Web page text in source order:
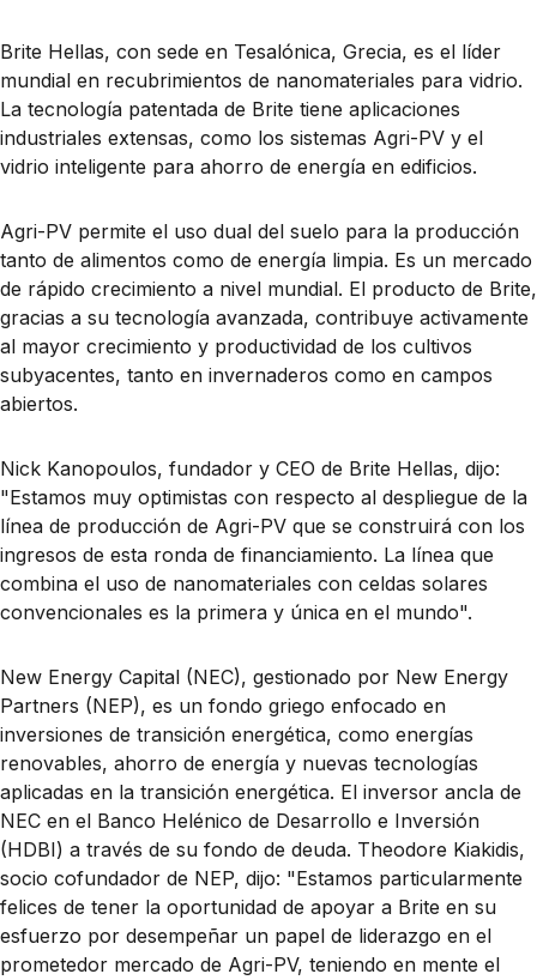
Brite Hellas, con sede en Tesalónica, Grecia, es el líder
mundial en recubrimientos de nanomateriales para vidrio.
La tecnología patentada de Brite tiene aplicaciones
industriales extensas, como los sistemas Agri-PV y el
vidrio inteligente para ahorro de energía en edificios.
Agri-PV permite el uso dual del suelo para la producción
tanto de alimentos como de energía limpia. Es un mercado
de rápido crecimiento a nivel mundial. El producto de Brite,
gracias a su tecnología avanzada, contribuye activamente
al mayor crecimiento y productividad de los cultivos
subyacentes, tanto en invernaderos como en campos
abiertos.
Nick Kanopoulos, fundador y CEO de Brite Hellas, dijo:
"Estamos muy optimistas con respecto al despliegue de la
línea de producción de Agri-PV que se construirá con los
ingresos de esta ronda de financiamiento. La línea que
combina el uso de nanomateriales con celdas solares
convencionales es la primera y única en el mundo".
New Energy Capital (NEC), gestionado por New Energy
Partners (NEP), es un fondo griego enfocado en
inversiones de transición energética, como energías
renovables, ahorro de energía y nuevas tecnologías
aplicadas en la transición energética. El inversor ancla de
NEC en el Banco Helénico de Desarrollo e Inversión
(HDBI) a través de su fondo de deuda. Theodore Kiakidis,
socio cofundador de NEP, dijo: "Estamos particularmente
felices de tener la oportunidad de apoyar a Brite en su
esfuerzo por desempeñar un papel de liderazgo en el
prometedor mercado de Agri-PV, teniendo en mente el